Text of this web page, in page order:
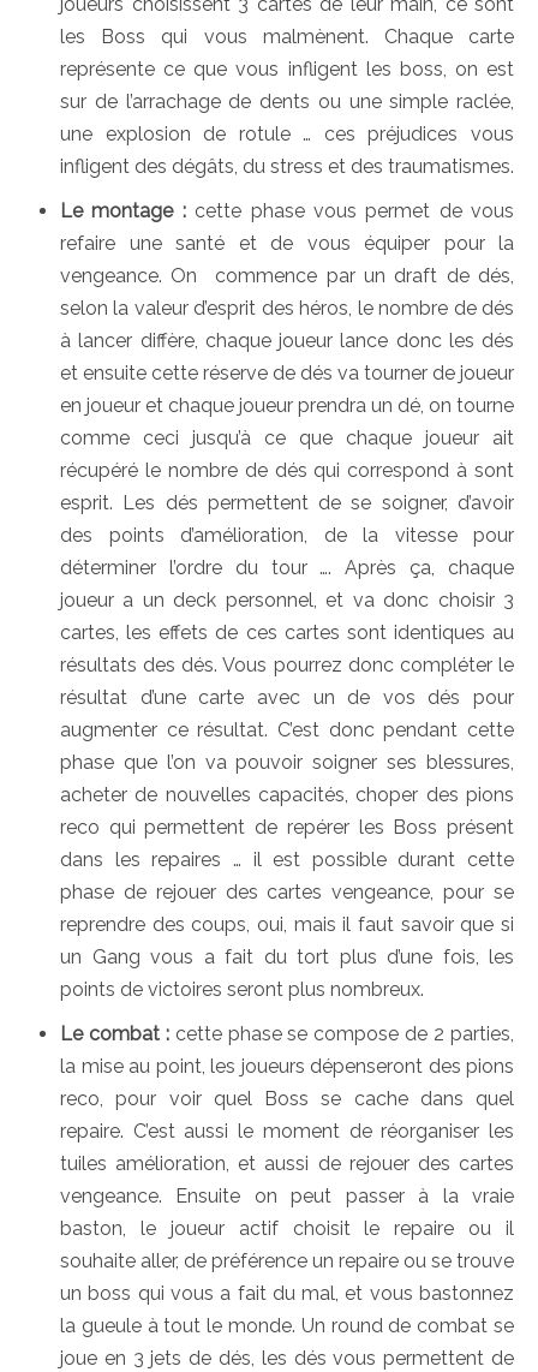
joueurs choisissent 3 cartes de leur main, ce sont
les Boss qui vous malmènent. Chaque carte
représente ce que vous infligent les boss, on est
sur de l’arrachage de dents ou une simple raclée,
une explosion de rotule … ces préjudices vous
infligent des dégâts, du stress et des traumatismes.
Le montage :cette phase vous permet de vous
refaire une santé et de vous équiper pour la
vengeance. On commence par un draft de dés,
selon la valeur d’esprit des héros, le nombre de dés
à lancer diffère, chaque joueur lance donc les dés
et ensuite cette réserve de dés va tourner de joueur
en joueur et chaque joueur prendra un dé, on tourne
comme ceci jusqu’à ce que chaque joueur ait
récupéré le nombre de dés qui correspond à sont
esprit. Les dés permettent de se soigner, d’avoir
des points d’amélioration, de la vitesse pour
déterminer l’ordre du tour …. Après ça, chaque
joueur a un deck personnel, et va donc choisir 3
cartes, les effets de ces cartes sont identiques au
résultats des dés. Vous pourrez donc compléter le
résultat d’une carte avec un de vos dés pour
augmenter ce résultat. C’est donc pendant cette
phase que l’on va pouvoir soigner ses blessures,
acheter de nouvelles capacités, choper des pions
reco qui permettent de repérer les Boss présent
dans les repaires … il est possible durant cette
phase de rejouer des cartes vengeance, pour se
reprendre des coups, oui, mais il faut savoir que si
un Gang vous a fait du tort plus d’une fois, les
points de victoires seront plus nombreux.
Le combat :cette phase se compose de 2 parties,
la mise au point, les joueurs dépenseront des pions
reco, pour voir quel Boss se cache dans quel
repaire. C’est aussi le moment de réorganiser les
tuiles amélioration, et aussi de rejouer des cartes
vengeance. Ensuite on peut passer à la vraie
baston, le joueur actif choisit le repaire ou il
souhaite aller, de préférence un repaire ou se trouve
un boss qui vous a fait du mal, et vous bastonnez
la gueule à tout le monde. Un round de combat se
joue en 3 jets de dés, les dés vous permettent de